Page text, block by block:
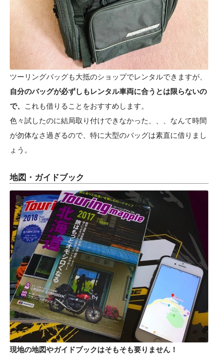
ツーリングバッグも大抵のショップでレンタルできますが、
自分のバッグが必ずしもレンタル車両に合うとは限らないの
で、
これも借りることをおすすめします。
色々試したのに結局取り付けできなかった、、、なんて時間
が勿体なさ過ぎるので、特に大型のバッグは素直に借りまし
ょう。
地図・ガイドブック
現地の地図やガイドブックはそもそも要りません！